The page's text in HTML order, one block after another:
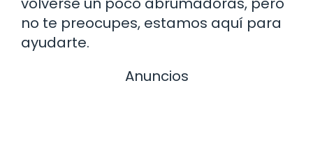
no te preocupes, estamos aquí para
ayudarte.
Anuncios